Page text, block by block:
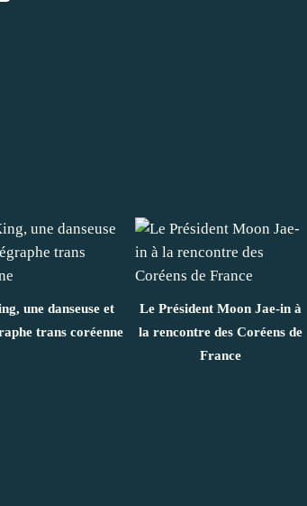
une danseuse et
trans coréenne
Le Président Moon Jae-in à
la rencontre des Coréens de
France